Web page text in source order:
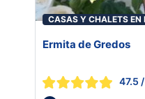
CASAS Y CHALETS EN
Ermita de Gredos
47.5